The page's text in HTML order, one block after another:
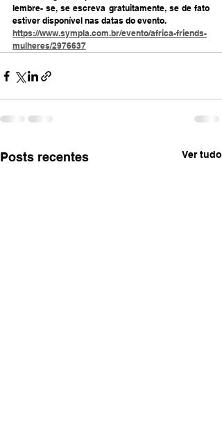
lembre- se, se escreva gratuitamente, se de fato
estiver disponível nas datas do evento.
https://www.sympla.com.br/evento/africa-friends-
mulheres/2976637
Posts recentes Ver tudo